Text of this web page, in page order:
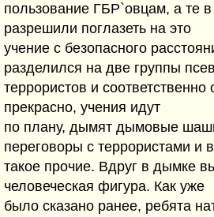
пользование ГБР`овцам, а те
разрешили поглазеть на это
учение с безопасного
разделился на две группы
террористов и
прекрасно, учения идут
по плану, дымят дымовые
переговоры с террористами и
такое прочие. Вдруг в дымке
человеческая фигура. Как уже
было сказано ранее, ребята